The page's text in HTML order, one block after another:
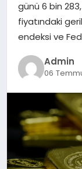
SAĞLIK
günü 6 bin
fiyatındaki
endeksi ve
Admin
06